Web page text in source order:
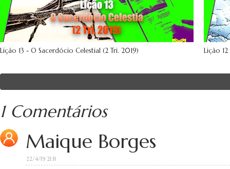
Lição 13 - O Sacerdócio Celestial (2 Tri. 2019) Lição
1 Comentários
Maique Borges
22/4/19 21:11